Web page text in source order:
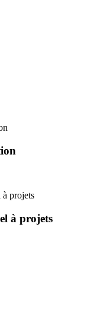
à projets
à projets